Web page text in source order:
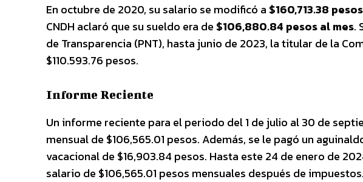
En octubre de 2020, su salario se modificó a $160,713.38
CNDH aclaró que su sueldo era de $106,880.84 pesos al mes.
de Transparencia (PNT), hasta junio de 2023, la titular de la
$110.593.76 pesos.
Informe Reciente
Un informe reciente para el periodo del 1 de julio al 30 de
mensual de $106,565.01 pesos. Además, se le pagó un
vacacional de $16,903.84 pesos. Hasta este 24 de enero de
salario de $106,565.01 pesos mensuales después de impuestos.